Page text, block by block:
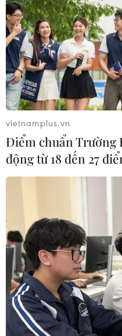
phát biểu: "Các đội tuyển
làm quen với mặt sân tại
có sáu ngày.”
Ecuador loại cầu
danh sách dự
15/11/2022 23:10
Byron Castillo đã bị Liên
khỏi danh sách đội
vietnamplus.vn
Điểm chuẩn Trường
động từ 18 đến 27